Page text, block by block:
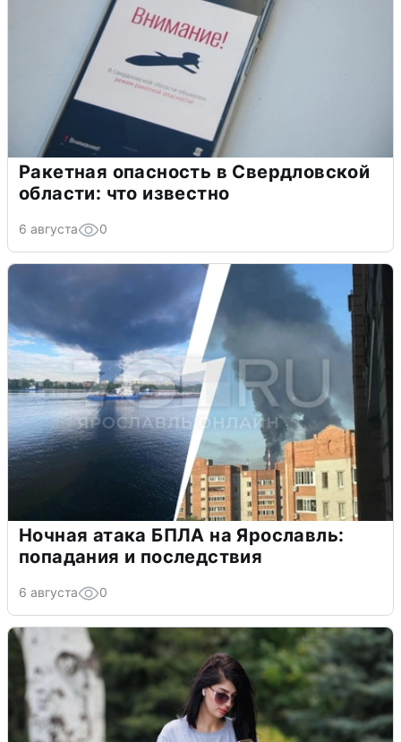
Ракетная опасность в Свердловской
области: что известно
6 августа 0
Ночная атака БПЛА на Ярославль:
попадания и последствия
6 августа 0